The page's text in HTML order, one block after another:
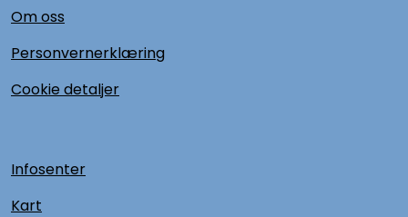
Om oss
Personvernerklæring
Cookie detaljer
Infosenter
Kart